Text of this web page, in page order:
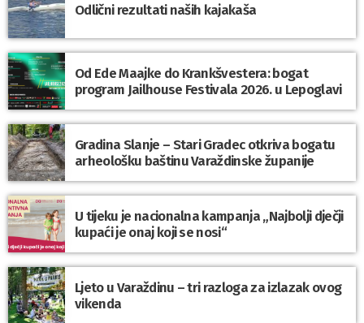
Odlični rezultati naših kajakaša
Od Ede Maajke do Krankšvestera: bogat
program Jailhouse Festivala 2026. u Lepoglavi
Gradina Slanje – Stari Gradec otkriva bogatu
arheološku baštinu Varaždinske županije
U tijeku je nacionalna kampanja „Najbolji dječji
kupaći je onaj koji se nosi“
Ljeto u Varaždinu – tri razloga za izlazak ovog
vikenda